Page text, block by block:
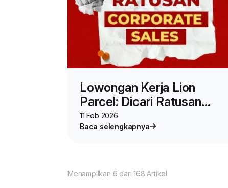
Lowongan Kerja Lion
Parcel: Dicari Ratusan
Posisi Corporate Sales
11 Feb 2026
Baca selengkapnya
Menampilkan 6 dari 168 Artikel